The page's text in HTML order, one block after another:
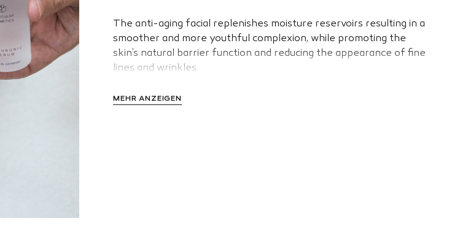
The anti-aging facial replenishes moisture reservoirs resulting in a
smoother and more youthful complexion, while promoting the
skin’s natural barrier function and reducing the appearance of fine
lines and wrinkles.
MEHR ANZEIGEN